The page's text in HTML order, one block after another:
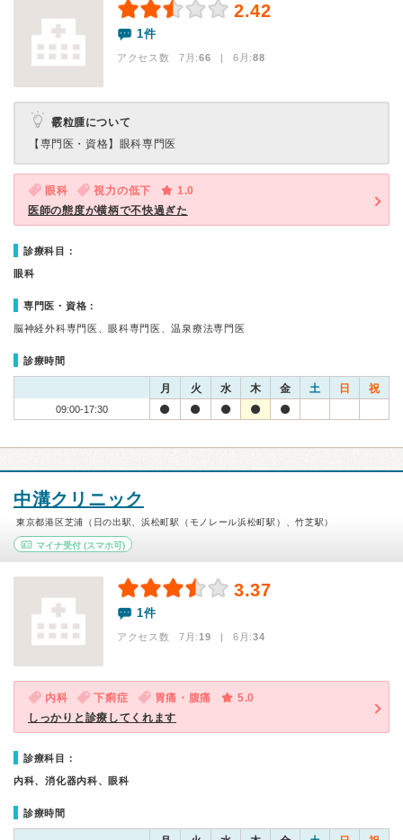
2.42
1件
アクセス数 7月:66 | 6月:88
霰粒腫について
【専門医・資格】 眼科専門医
眼科 視力の低下
1.0
医師の態度が横柄で不快過ぎた
診療科目：
眼科
専門医・資格：
脳神経外科専門医、眼科専門医、温泉療法専門医
診療時間
月 火 水 木 金 土 日 祝
09:00-17:30
中溝クリニック
東京都港区芝浦（日の出駅、浜松町駅（モノレール浜松町駅）、竹芝駅）
マイナ受付 (スマホ可)
3.37
1件
アクセス数 7月:19 | 6月:34
内科 下痢症 胃痛・腹痛
5.0
しっかりと診療してくれます
診療科目：
内科、消化器内科、眼科
診療時間